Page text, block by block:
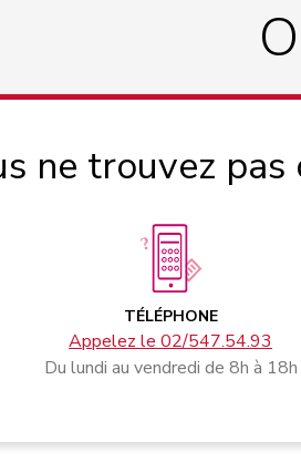
ne trouvez pas
TÉLÉPHONE
Appelez le 02/547.54.93
Du lundi au vendredi de 8h à 18h